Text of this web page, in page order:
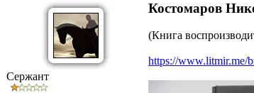
Сержант
Костомаров
(Книга
https://www.litmir.me/